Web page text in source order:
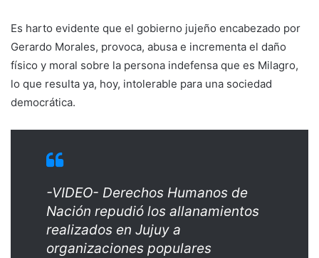
Es harto evidente que el gobierno jujeño encabezado por
Gerardo Morales, provoca, abusa e incrementa el daño
físico y moral sobre la persona indefensa que es Milagro,
lo que resulta ya, hoy, intolerable para una sociedad
democrática.
-VIDEO- Derechos Humanos de
Nación repudió los allanamientos
realizados en Jujuy a
organizaciones populares